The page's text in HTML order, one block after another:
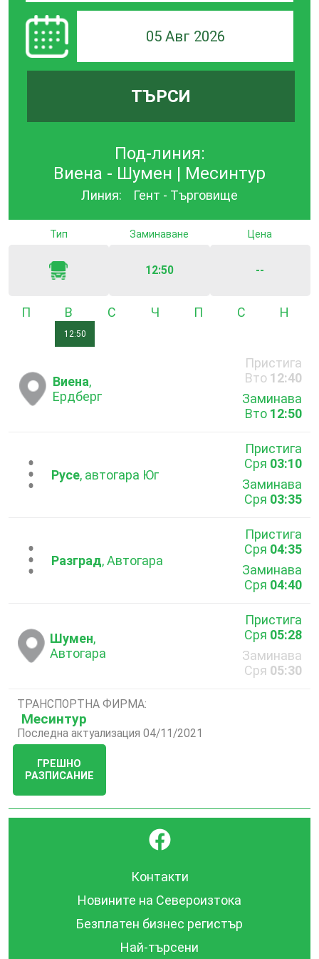
05 Авг 2026
ТЪРСИ
Под-линия:
Виена - Шумен | Месинтур
Линия: Гент - Търговище
Тип Заминаване
12:50
Цена
--
ПонеделникВторник
12:50
Четвъртък Събота
Виена,
Ердберг
Пристига
Вто 12:40
Заминава
Вто 12:50
...
Русе, автогара Юг
Пристига
Сря 03:10
Заминава
Сря 03:35
...Разград, Автогара
Пристига
Сря 04:35
Заминава
Сря 04:40
Шумен,
Автогара
Пристига
Сря 05:28
Заминава
Сря 05:30
ТРАНСПОРТНА ФИРМА:
Месинтур
Последна актуализация 04/11/2021
ГРЕШНО
РАЗПИСАНИЕ
}
Контакти
Новините на Североизтока
Безплатен бизнес регистър
Най-търсени